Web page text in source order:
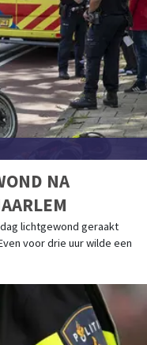
NA
lichtgewond geraakt
voor drie uur wilde een